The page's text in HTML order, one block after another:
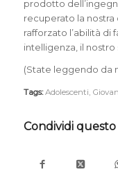
prodotto
recuperato la
rafforzato l’abilità di
intelligenza, il nostro
(State leggendo da
Tags: Adolescenti,
Condividi